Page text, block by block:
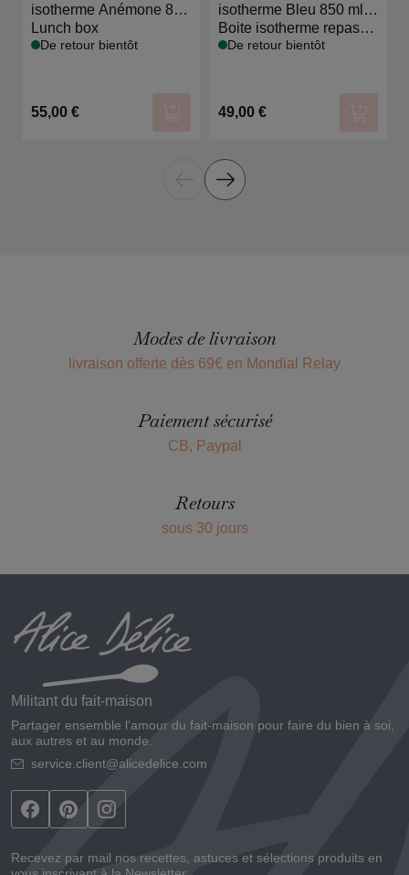
isotherme Anémone 850
ml - Qwetch
Lunch box
De retour bientôt
55,00 €
Ajouter au panier
isotherme Bleu 850 ml -
Qwetch
Boite isotherme repas
chaud
De retour bientôt
49,00 €
Modes de livraison
livraison offerte dès 69€ en Mondial Relay
Paiement sécurisé
CB, Paypal
Retours
sous 30 jours
Militant du fait-maison
Partager ensemble l’amour du fait-maison pour faire du bien à soi,
aux autres et au monde.
service.client@alicedelice.com
Recevez par mail nos recettes, astuces et sélections produits en